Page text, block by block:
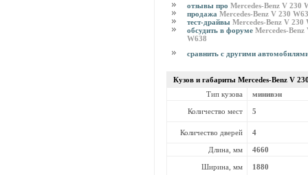
отзывы про Mercedes-Benz V 230
продажа Mercedes-Benz V 230
тест-драйвы Mercedes-Benz V 230
обсудить в форуме Mercedes-Benz
W638
сравнить с другими
Кузов и габариты Mercedes-Benz V
Тип кузова
минивэн
Количество мест 5
Количество дверей 4
Длина, мм 4660
Ширина, мм 1880